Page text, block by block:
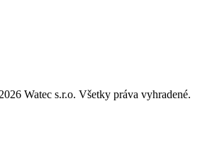
Watec s.r.o. Všetky práva vyhradené.